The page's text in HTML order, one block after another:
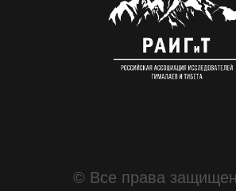
© Все права